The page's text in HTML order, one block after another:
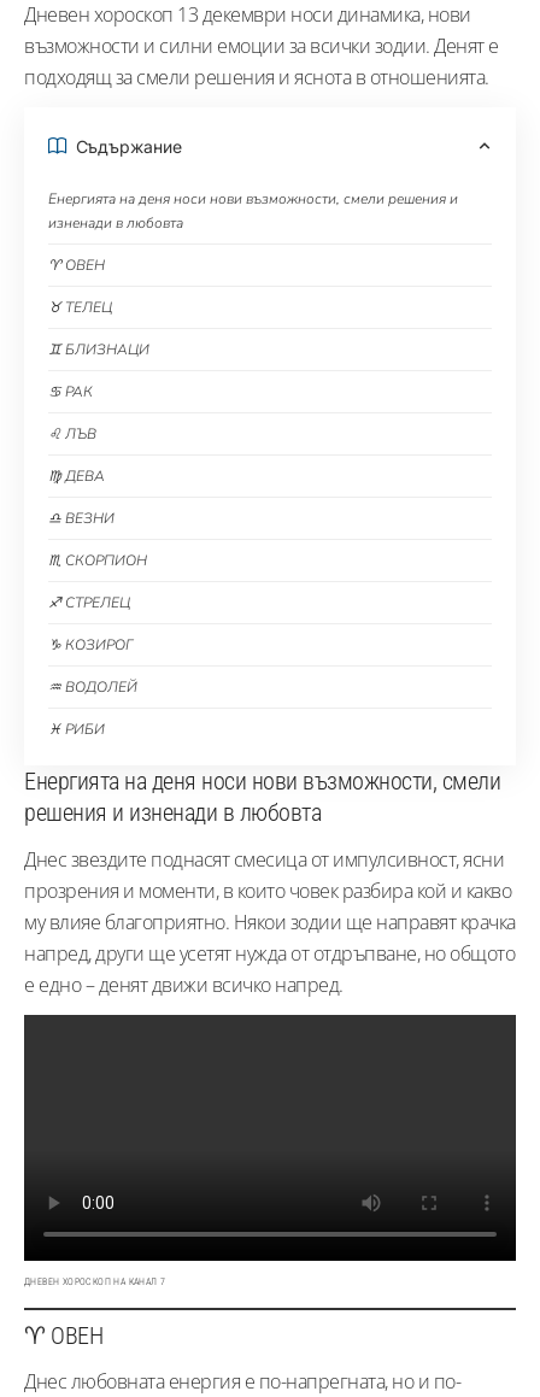
Дневен хороскоп 13 декември носи динамика, нови
възможности и силни емоции за всички зодии. Денят е
подходящ за смели решения и яснота в отношенията.
Съдържание
Енергията на деня носи нови възможности, смели решения и
изненади в любовта
♈ ОВЕН
♉ ТЕЛЕЦ
♊ БЛИЗНАЦИ
♋ РАК
♌ ЛЪВ
♍ ДЕВА
♎ ВЕЗНИ
♏ СКОРПИОН
♐ СТРЕЛЕЦ
♑ КОЗИРОГ
♒ ВОДОЛЕЙ
♓ РИБИ
Енергията на деня носи нови възможности, смели
решения и изненади в любовта
Днес звездите поднасят смесица от импулсивност, ясни
прозрения и моменти, в които човек разбира кой и какво
му влияе благоприятно. Някои зодии ще направят крачка
напред, други ще усетят нужда от отдръпване, но общото
е едно – денят движи всичко напред.
ДНЕВЕН ХОРОСКОП НА КАНАЛ 7
♈ ОВЕН
Днес любовната енергия е по-напрегната, но и по-